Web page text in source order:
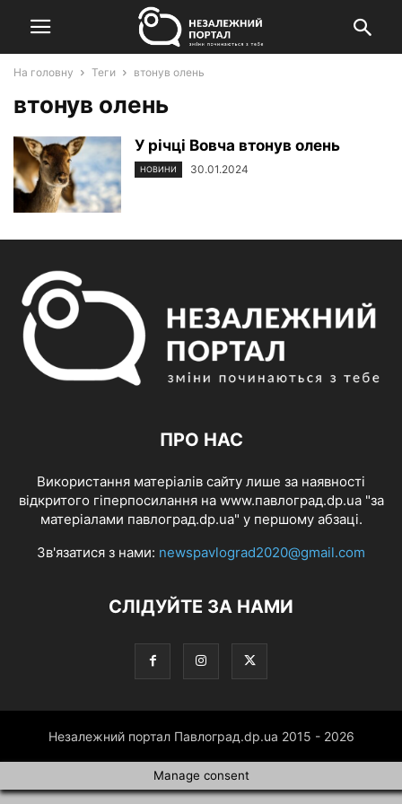
На головну Теги втонув олень
втонув олень
У річці Вовча втонув олень
НОВИНИ 30.01.2024
ПРО НАС
Використання матеріалів сайту лише за наявності
відкритого гіперпосилання на www.павлоград.dp.ua "за
матеріалами павлоград.dp.ua" у першому абзаці.
Зв'язатися з нами: newspavlograd2020@gmail.com
СЛІДУЙТЕ ЗА НАМИ
Незалежний портал Павлоград.dp.ua 2015 - 2026
Manage consent